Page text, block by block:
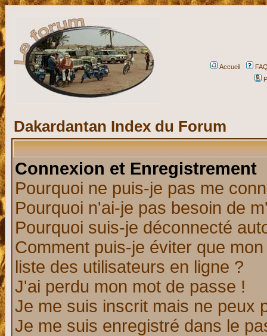
Accueil
Dakardantan Index du Forum
Connexion et Enregistrement
Pourquoi ne puis-je pas me
Pourquoi n'ai-je pas besoin de
Pourquoi suis-je déconnecté
Comment puis-je éviter que
liste des utilisateurs en ligne ?
J'ai perdu mon mot de passe !
Je me suis inscrit mais ne peux
Je me suis enregistré dans le